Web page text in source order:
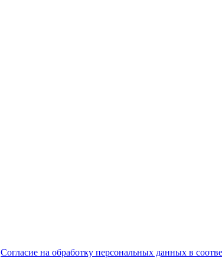
Согласие на обработку персональных данных в